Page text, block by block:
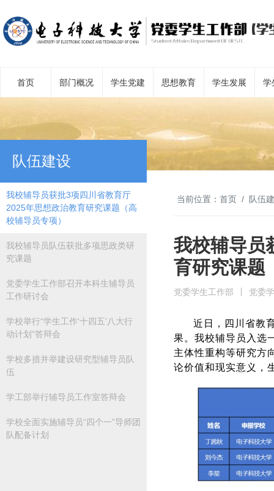
首页 部门概况 学生党建 思想教育 学生发展 学
队伍建设
我校辅导员获批3项四川省教育厅
2025年思想政治教育研究课题（高
校辅导员专项）
我校辅导员队伍获批多项思政类研
究课题
党委学生工作部召开本科生辅导员
工作研讨会
学校举行“学生工作‘十四五’八大行
动计划”答辩会
学校多措并举建设研究型辅导员队
伍
学工部举行辅导员工作室答辩会
学校全面实施辅导员“四个一”导师团
队配备计划
当前位置： 首页 队伍
我校辅导员
育研究课题
党委学生工作部 党委
近日，四川省教
果。我校辅导员入选
主体性重构等研究方
论价值和现实意义，